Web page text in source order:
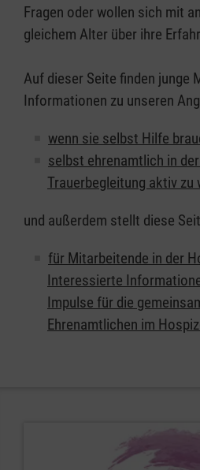
Fragen oder wollen sich mit
gleichem Alter über ihre
Auf dieser Seite finden junge
Informationen zu unseren
wenn sie selbst Hilfe
selbst ehrenamtlich in
Trauerbegleitung aktiv zu
und außerdem stellt diese
für Mitarbeitende in der
Interessierte
Impulse für die
Ehrenamtlichen im